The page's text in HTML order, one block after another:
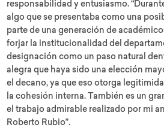
responsabilidad y entusiasmo.
algo que se presentaba como una
parte de una generación de
forjar la institucionalidad del
designación como un paso natural
alegra que haya sido una elección
el decano, ya que eso otorga
la cohesión interna. También es un
el trabajo admirable realizado por mi
Roberto Rubio”.